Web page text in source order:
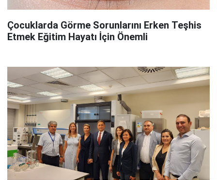
Çocuklarda Görme Sorunlarını Erken Teşhis
Etmek Eğitim Hayatı İçin Önemli